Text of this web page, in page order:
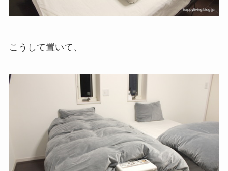
こうして置いて、